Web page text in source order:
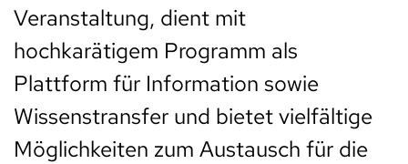
Veranstaltung, dient mit
hochkarätigem Programm als
Plattform für Information sowie
Wissenstransfer und bietet vielfältige
Möglichkeiten zum Austausch für die